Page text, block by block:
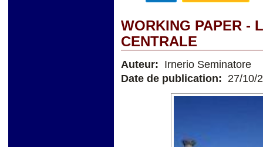
WORKING PAPER -
CENTRALE
Auteur: Irnerio Seminatore
Date de publication: 27/10/